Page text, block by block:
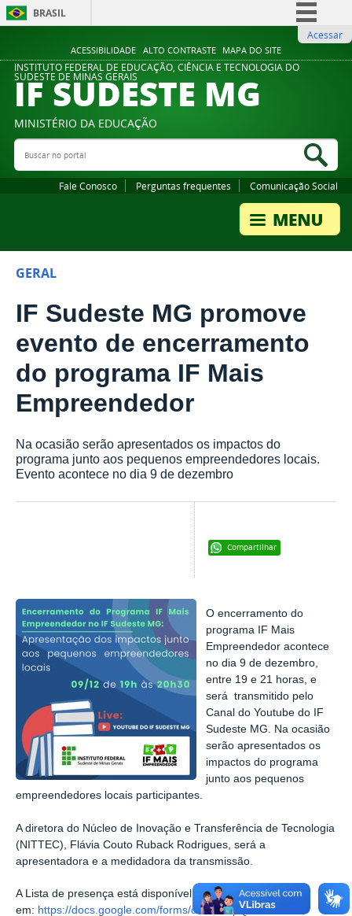
ACESSIBILIDADE ALTO CONTRASTE MAPA DO SITE
BRASIL
Comunica BR
Participe
Legislação
Acessar
INSTITUTO FEDERAL DE EDUCAÇÃO, CIÊNCIA E TECNOLOGIA DO
SUDESTE DE MINAS GERAIS
IF SUDESTE MG
MINISTÉRIO DA EDUCAÇÃO
Buscar no portal
Fale Conosco Perguntas frequentes Comunicação Social
GERAL
IF Sudeste MG promove
evento de encerramento
do programa IF Mais
Empreendedor
Na ocasião serão apresentados os impactos do
programa junto aos pequenos empreendedores locais.
Evento acontece no dia 9 de dezembro
Compartilhar
O encerramento do
programa IF Mais
Empreendedor acontece
no dia 9 de dezembro,
entre 19 e 21 horas, e
será transmitido pelo
Canal do Youtube do IF
Sudeste MG. Na ocasião
serão apresentados os
impactos do programa
junto aos pequenos
empreendedores locais participantes.
A diretora do Núcleo de Inovação e Transferência de Tecnologia
(NITTEC), Flávia Couto Ruback Rodrigues, será a
apresentadora e a medidadora da transmissão.
A Lista de presença está disponível
em: https://docs.google.com/forms/d/e/1FAIpQLScdd-